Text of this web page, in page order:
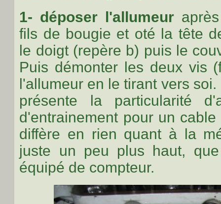
1- déposer l'allumeur
fils de bougie et oté la tête
le doigt (repère b) puis le
Puis démonter les deux vis (
l'allumeur en le tirant vers
présente la particularité
d'entrainement pour un
diffère en rien quant à la
juste un peu plus haut,
équipé de compteur.